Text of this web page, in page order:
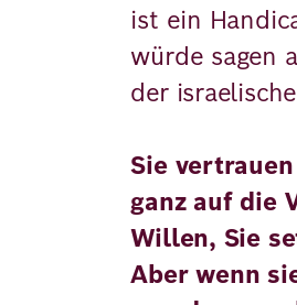
ist ein
würde sagen
der
Sie
ganz auf die
Willen, Sie
Aber wenn